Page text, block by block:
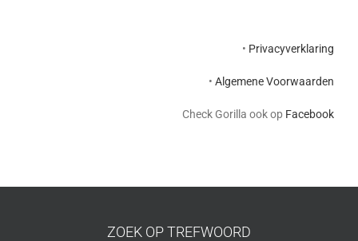
• Privacyverklaring
• Algemene Voorwaarden
Check Gorilla ook op Facebook
ZOEK OP TREFWOORD